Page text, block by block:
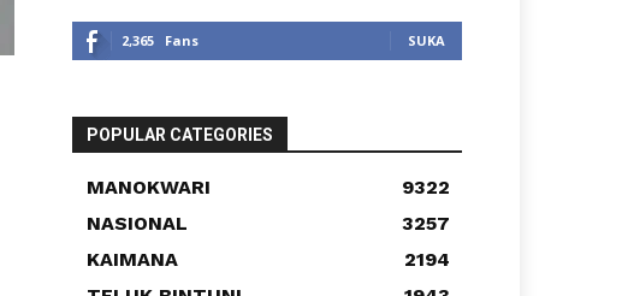
2,365 Fans SUKA
POPULAR CATEGORIES
MANOKWARI
9322
NASIONAL
3257
KAIMANA
2194